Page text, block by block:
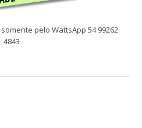
pelo WattsApp 54 99262
4843